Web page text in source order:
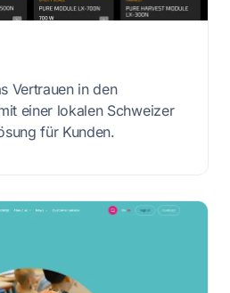
Vertrauen in den
einer lokalen Schweizer
für Kunden.